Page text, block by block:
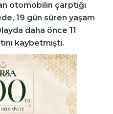
otomobilin çarptığı
19 gün süren yaşam
daha önce 11
kaybetmişti.